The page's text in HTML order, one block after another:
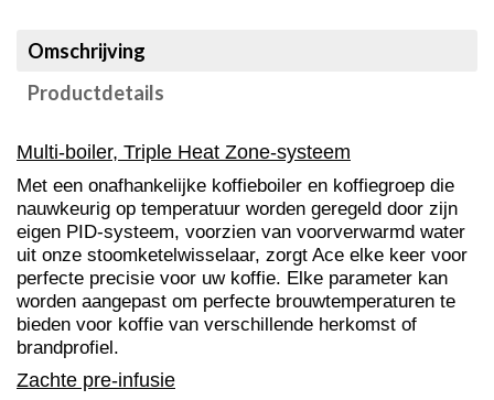
Omschrijving
Productdetails
Multi-boiler, Triple Heat Zone-systeem
Met een onafhankelijke koffieboiler en koffiegroep die
nauwkeurig op temperatuur worden geregeld door zijn
eigen PID-systeem, voorzien van voorverwarmd water
uit onze stoomketelwisselaar, zorgt Ace elke keer voor
perfecte precisie voor uw koffie. Elke parameter kan
worden aangepast om perfecte brouwtemperaturen te
bieden voor koffie van verschillende herkomst of
brandprofiel.
Zachte pre-infusie